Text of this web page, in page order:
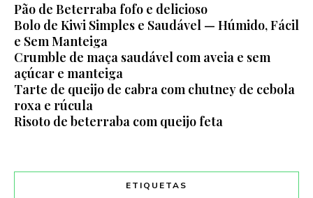
Pão de Beterraba fofo e delicioso
Bolo de Kiwi Simples e Saudável — Húmido, Fácil
e Sem Manteiga
Crumble de maça saudável com aveia e sem
açúcar e manteiga
Tarte de queijo de cabra com chutney de cebola
roxa e rúcula
Risoto de beterraba com queijo feta
ETIQUETAS